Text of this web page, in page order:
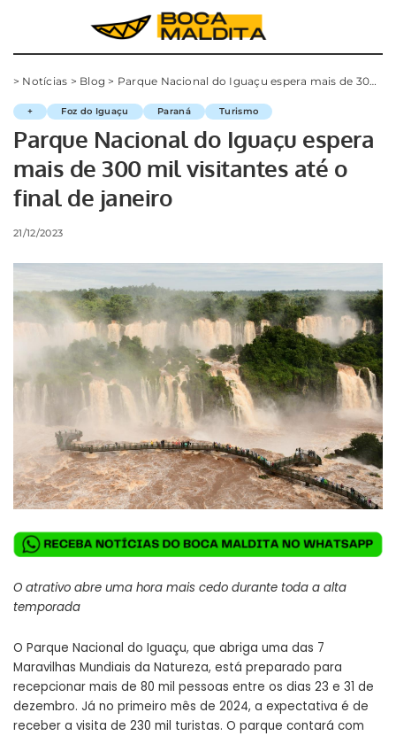
> Notícias > Blog > Parque Nacional do Iguaçu espera mais de 300 mil visitantes até o final de janeiro
+ Foz do Iguaçu Paraná Turismo
Parque Nacional do Iguaçu espera
mais de 300 mil visitantes até o
final de janeiro
21/12/2023
O atrativo abre uma hora mais cedo durante toda a alta
temporada
O Parque Nacional do Iguaçu, que abriga uma das 7
Maravilhas Mundiais da Natureza, está preparado para
recepcionar mais de 80 mil pessoas entre os dias 23 e 31 de
dezembro. Já no primeiro mês de 2024, a expectativa é de
receber a visita de 230 mil turistas. O parque contará com